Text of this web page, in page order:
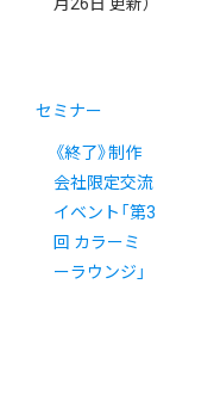
セミナー
《終了》制作
会社限定交流
イベント「第3
回 カラーミ
ーラウンジ」